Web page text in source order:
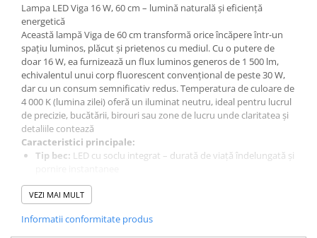
Lampa LED Viga 16 W, 60 cm – lumină naturală și eficiență
energetică
Această lampă Viga de 60 cm transformă orice încăpere într-un
spațiu luminos, plăcut și prietenos cu mediul. Cu o putere de
doar 16 W, ea furnizează un flux luminos generos de 1 500 lm,
echivalentul unui corp fluorescent convențional de peste 30 W,
dar cu un consum semnificativ redus. Temperatura de culoare de
4 000 K (lumina zilei) oferă un iluminat neutru, ideal pentru lucrul
de precizie, bucătării, birouri sau zone de lucru unde claritatea și
detaliile contează
Caracteristici principale:
Tip bec: LED cu soclu integrat – durată de viață îndelungată și
Clasă de eficiență energetică:
mai mici)
standard
VEZI MAI MULT
Informatii conformitate produs